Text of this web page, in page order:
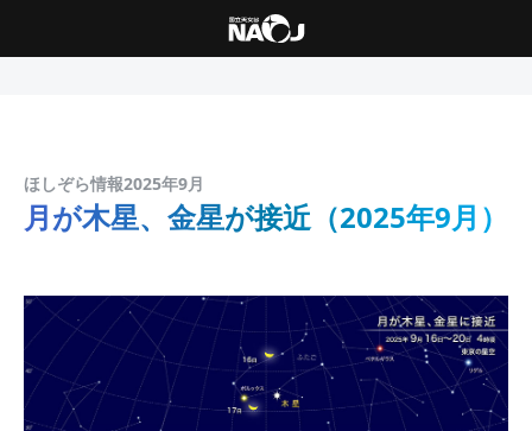
ほしぞら情報2025年9月
月が木星、金星が接近（2025年9月）